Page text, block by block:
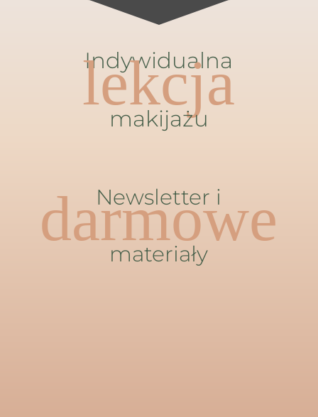
Indywidualna
lekcja
makijażu
Newsletter i
darmowe
materiały